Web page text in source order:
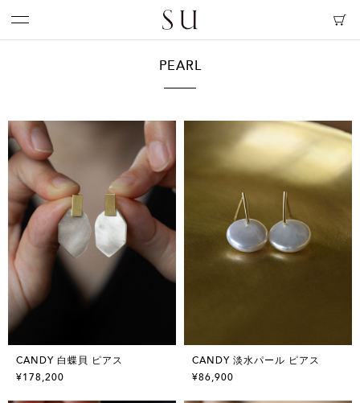
PEARL
CANDY 白蝶貝 ピアス
¥178,200
CANDY 淡水パール ピアス
¥86,900